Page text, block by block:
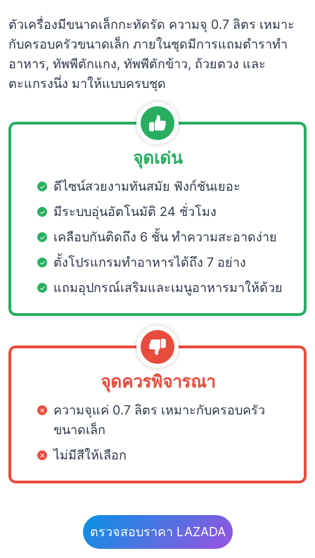
ตัวเครื่องมีขนาดเล็กกะทัดรัด ความจุ 0.7 ลิตร เหมาะ
กับครอบครัวขนาดเล็ก ภายในชุดมีการแถมตำราทำ
อาหาร, ทัพพีตักแกง, ทัพพีตักข้าว, ถ้วยตวง และ
ตะแกรงนึ่ง มาให้แบบครบชุด
จุดเด่น
ดีไซน์สวยงามทันสมัย ฟังก์ชันเยอะ
มีระบบอุ่นอัตโนมัติ 24 ชั่วโมง
เคลือบกันติดถึง 6 ชั้น ทำความสะอาดง่าย
ตั้งโปรแกรมทำอาหารได้ถึง 7 อย่าง
แถมอุปกรณ์เสริมและเมนูอาหารมาให้ด้วย
จุดควรพิจารณา
ความจุแค่ 0.7 ลิตร เหมาะกับครอบครัว
ขนาดเล็ก
ไม่มีสีให้เลือก
ตรวจสอบราคา LAZADA